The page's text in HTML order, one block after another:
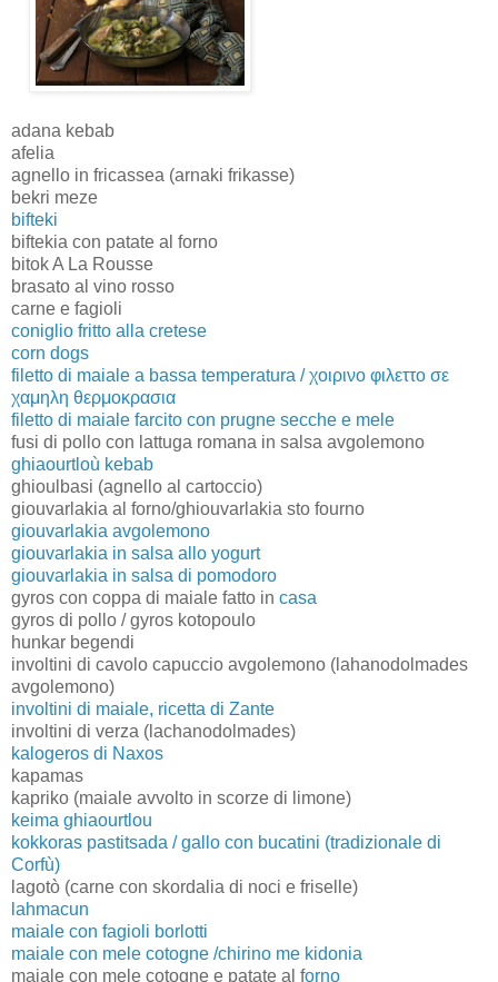
adana kebab
afelia
agnello in fricassea (arnaki frikasse)
bekri meze
bifteki
biftekia con patate al forno
bitok A La Rousse
brasato al vino rosso
carne e fagioli
coniglio fritto alla cretese
corn dogs
filetto di maiale a bassa temperatura / χοιρινο φιλεττο σε
χαμηλη θερμοκρασια
filetto di maiale farcito con prugne secche e mele
fusi di pollo con lattuga romana in salsa avgolemono
ghiaourtloù kebab
ghioulbasi (agnello al cartoccio)
giouvarlakia al forno/ghiouvarlakia sto fourno
giouvarlakia avgolemono
giouvarlakia in salsa allo yogurt
giouvarlakia in salsa di pomodoro
gyros con coppa di maiale fatto in casa
gyros di pollo / gyros kotopoulo
hunkar begendi
involtini di cavolo capuccio avgolemono (lahanodolmades
avgolemono)
involtini di maiale, ricetta di Zante
involtini di verza (lachanodolmades)
kalogeros di Naxos
kapamas
kapriko (maiale avvolto in scorze di limone)
keima ghiaourtlou
kokkoras pastitsada / gallo con bucatini (tradizionale di
Corfù)
lagotò (carne con skordalia di noci e friselle)
lahmacun
maiale con fagioli borlotti
maiale con mele cotogne /chirino me kidonia
maiale con mele cotogne e patate al forno